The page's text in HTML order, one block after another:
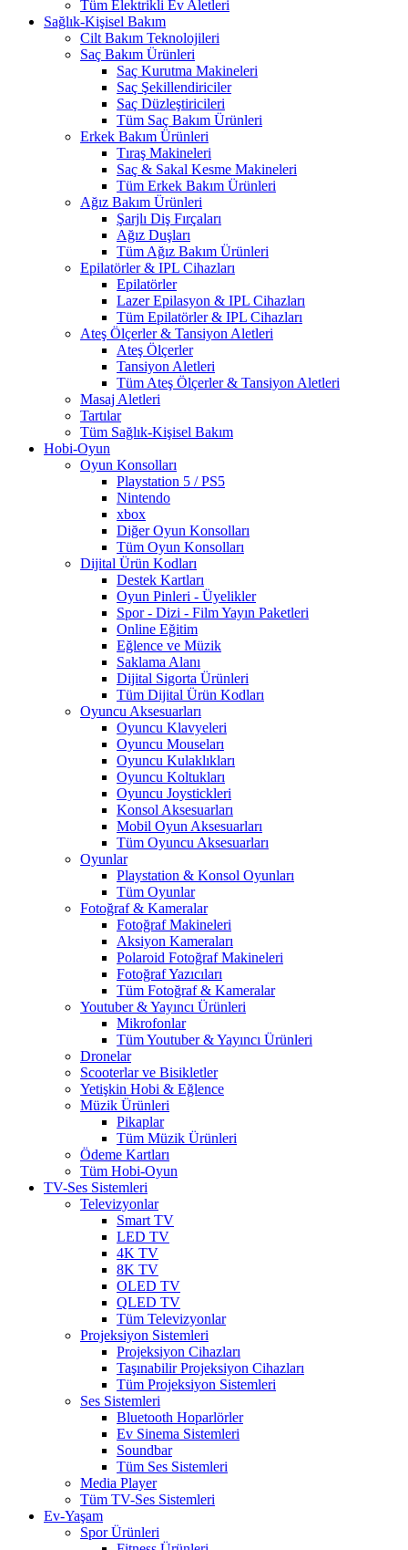
Tüm Elektrikli Ev Aletleri
Sağlık-Kişisel Bakım
Cilt Bakım Teknolojileri
Saç Bakım Ürünleri
Saç Kurutma Makineleri
Saç Şekillendiriciler
Saç Düzleştiricileri
Tüm Saç Bakım Ürünleri
Erkek Bakım Ürünleri
Tıraş Makineleri
Saç & Sakal Kesme Makineleri
Tüm Erkek Bakım Ürünleri
Ağız Bakım Ürünleri
Şarjlı Diş Fırçaları
Ağız Duşları
Tüm Ağız Bakım Ürünleri
Epilatörler & IPL Cihazları
Epilatörler
Lazer Epilasyon & IPL Cihazları
Tüm Epilatörler & IPL Cihazları
Ateş Ölçerler & Tansiyon Aletleri
Ateş Ölçerler
Tansiyon Aletleri
Tüm Ateş Ölçerler & Tansiyon Aletleri
Masaj Aletleri
Tartılar
Tüm Sağlık-Kişisel Bakım
Hobi-Oyun
Oyun Konsolları
Playstation 5 / PS5
Nintendo
xbox
Diğer Oyun Konsolları
Tüm Oyun Konsolları
Dijital Ürün Kodları
Destek Kartları
Oyun Pinleri - Üyelikler
Spor - Dizi - Film Yayın Paketleri
Online Eğitim
Eğlence ve Müzik
Saklama Alanı
Dijital Sigorta Ürünleri
Tüm Dijital Ürün Kodları
Oyuncu Aksesuarları
Oyuncu Klavyeleri
Oyuncu Mouseları
Oyuncu Kulaklıkları
Oyuncu Koltukları
Oyuncu Joystickleri
Konsol Aksesuarları
Mobil Oyun Aksesuarları
Tüm Oyuncu Aksesuarları
Oyunlar
Playstation & Konsol Oyunları
Tüm Oyunlar
Fotoğraf & Kameralar
Fotoğraf Makineleri
Aksiyon Kameraları
Polaroid Fotoğraf Makineleri
Fotoğraf Yazıcıları
Tüm Fotoğraf & Kameralar
Youtuber & Yayıncı Ürünleri
Mikrofonlar
Tüm Youtuber & Yayıncı Ürünleri
Dronelar
Scooterlar ve Bisikletler
Yetişkin Hobi & Eğlence
Müzik Ürünleri
Pikaplar
Tüm Müzik Ürünleri
Ödeme Kartları
Tüm Hobi-Oyun
TV-Ses Sistemleri
Televizyonlar
Smart TV
LED TV
4K TV
8K TV
OLED TV
QLED TV
Tüm Televizyonlar
Projeksiyon Sistemleri
Projeksiyon Cihazları
Taşınabilir Projeksiyon Cihazları
Tüm Projeksiyon Sistemleri
Ses Sistemleri
Bluetooth Hoparlörler
Ev Sinema Sistemleri
Soundbar
Tüm Ses Sistemleri
Media Player
Tüm TV-Ses Sistemleri
Ev-Yaşam
Spor Ürünleri